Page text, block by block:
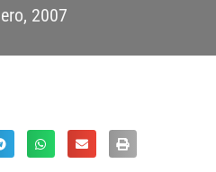
2007